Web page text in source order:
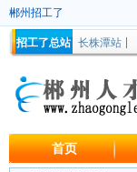
郴州招工了
招工了总站 长株潭站
首页